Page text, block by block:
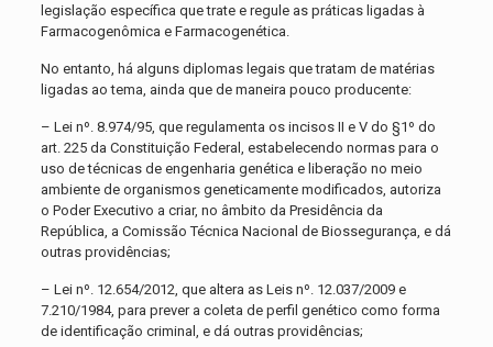
legislação específica que trate e regule as práticas ligadas à
Farmacogenômica e Farmacogenética.
No entanto, há alguns diplomas legais que tratam de matérias
ligadas ao tema, ainda que de maneira pouco producente:
– Lei nº. 8.974/95, que regulamenta os incisos II e V do §1º do
art. 225 da Constituição Federal, estabelecendo normas para o
uso de técnicas de engenharia genética e liberação no meio
ambiente de organismos geneticamente modificados, autoriza
o Poder Executivo a criar, no âmbito da Presidência da
República, a Comissão Técnica Nacional de Biossegurança, e dá
outras providências;
– Lei nº. 12.654/2012, que altera as Leis nº. 12.037/2009 e
7.210/1984, para prever a coleta de perfil genético como forma
de identificação criminal, e dá outras providências;